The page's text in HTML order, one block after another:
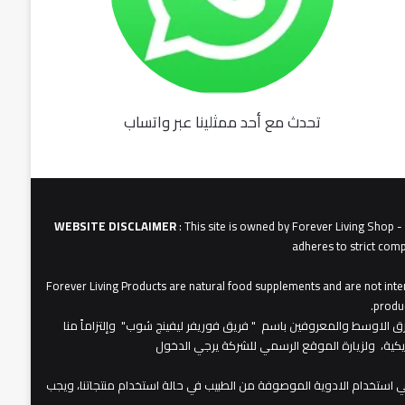
تحدث مع أحد ممثلينا عبر واتساب
WEBSITE DISCLAIMER: This site is owned by Forever Living Shop
adheres to strict
Forever Living Products are natural food supplements and are not
فوريفر لبفينج برودكتس في الشرق الاوسط والمعروفين باسم " فريق فوريفر ليفينج شوب" وإلتزاماً منا
ولزيارة الموقع الرسمي للشركة يرجي الدخول
الادوية الموصوفة من الطبيب في حالة استخدام منتجاتنا، ويجب